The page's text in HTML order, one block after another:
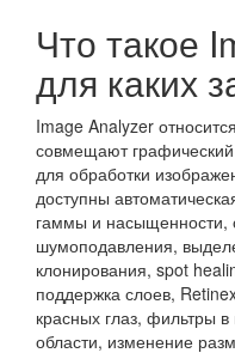
Что такое
для каких
Image Analyzer
совмещают
для обработки
доступны
гаммы и насыщенности,
шумоподавления,
клонирования, spot
поддержка слоев,
красных глаз, фильтры в
области, изменение